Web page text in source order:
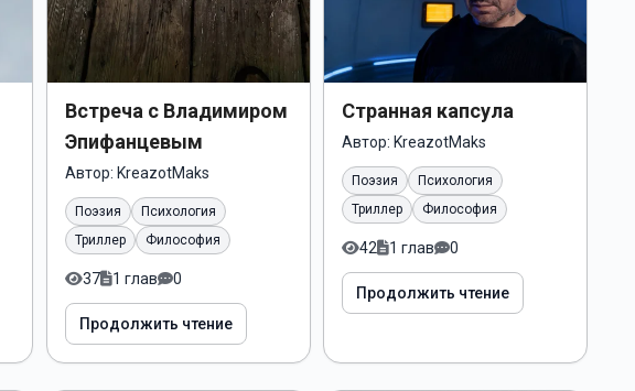
Встреча с Владимиром
Эпифанцевым
Автор: KreazotMaks
Поэзия
Психология
Триллер
Философия
37 1 глав 0
Продолжить чтение
Странная капсула
Автор: KreazotMaks
Поэзия
Психология
Триллер
Философия
42 1 глав 0
Продолжить чтение